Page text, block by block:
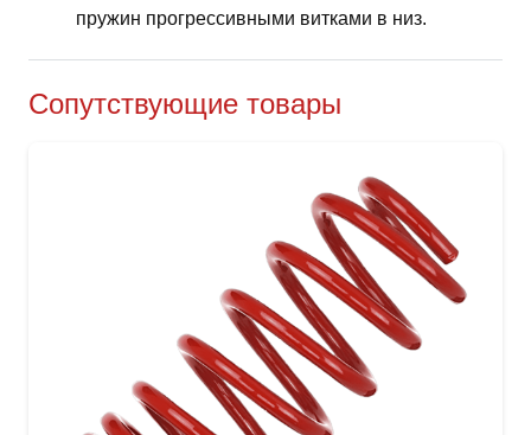
пружин прогрессивными витками в низ.
Сопутствующие товары